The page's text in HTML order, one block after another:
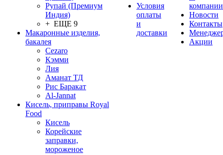
Рупай (Премиум
Индия)
+ ЕЩЕ 9
Макаронные изделия,
бакалея
Cezaro
Кэмми
Лия
Аманат ТД
Рис Баракат
Al-Jannat
Кисель, приправы Royal
Food
Кисель
Корейские
заправки,
мороженое
Условия
оплаты
и
доставки
компании
Новости
Контакты
Акции